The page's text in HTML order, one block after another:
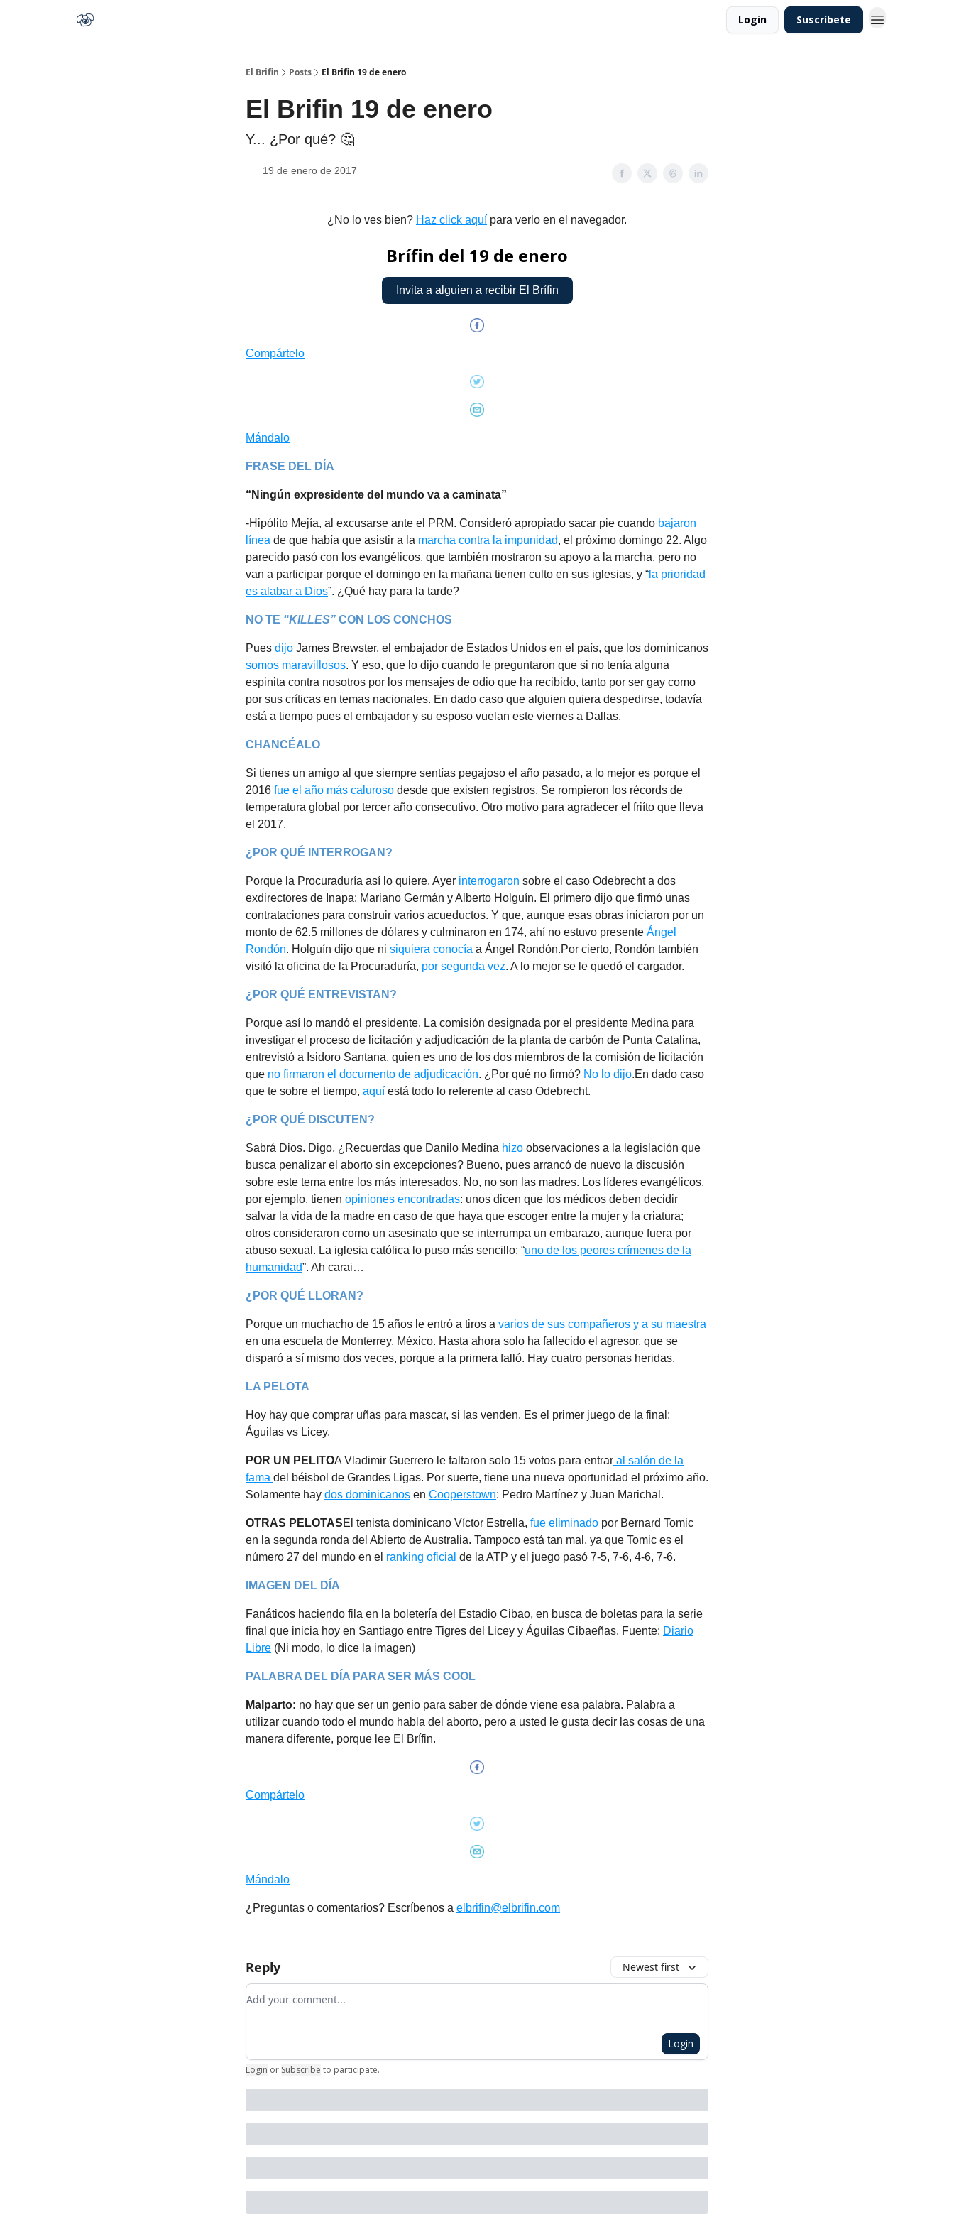
Login Suscríbete
El Brifin Posts El Brifin 19 de enero
El Brifin 19 de enero
Y... ¿Por qué? 🤔
19 de enero de 2017
¿No lo ves bien? Haz click aquí para verlo en el navegador.
Brífin del 19 de enero
Invita a alguien a recibir El Brífin
Compártelo
Mándalo
FRASE DEL DÍA
“Ningún expresidente del mundo va a caminata”
-Hipólito Mejía, al excusarse ante el PRM. Consideró apropiado sacar pie cuando bajaron
línea de que había que asistir a la marcha contra la impunidad, el próximo domingo 22. Algo
parecido pasó con los evangélicos, que también mostraron su apoyo a la marcha, pero no
van a participar porque el domingo en la mañana tienen culto en sus iglesias, y “ la prioridad
es alabar a Dios”. ¿Qué hay para la tarde?
NO TE “KILLES” CON LOS CONCHOS
Pues dijo James Brewster, el embajador de Estados Unidos en el país, que los dominicanos
somos maravillosos. Y eso, que lo dijo cuando le preguntaron que si no tenía alguna
espinita contra nosotros por los mensajes de odio que ha recibido, tanto por ser gay como
por sus críticas en temas nacionales. En dado caso que alguien quiera despedirse, todavía
está a tiempo pues el embajador y su esposo vuelan este viernes a Dallas.
CHANCÉALO
Si tienes un amigo al que siempre sentías pegajoso el año pasado, a lo mejor es porque el
2016 fue el año más caluroso desde que existen registros. Se rompieron los récords de
temperatura global por tercer año consecutivo. Otro motivo para agradecer el friíto que lleva
el 2017.
¿POR QUÉ INTERROGAN?
Porque la Procuraduría así lo quiere. Ayer interrogaron sobre el caso Odebrecht a dos
exdirectores de Inapa: Mariano Germán y Alberto Holguín. El primero dijo que firmó unas
contrataciones para construir varios acueductos. Y que, aunque esas obras iniciaron por un
monto de 62.5 millones de dólares y culminaron en 174, ahí no estuvo presente Ángel
Rondón. Holguín dijo que ni siquiera conocía a Ángel Rondón.Por cierto, Rondón también
visitó la oficina de la Procuraduría, por segunda vez. A lo mejor se le quedó el cargador.
¿POR QUÉ ENTREVISTAN?
Porque así lo mandó el presidente. La comisión designada por el presidente Medina para
investigar el proceso de licitación y adjudicación de la planta de carbón de Punta Catalina,
entrevistó a Isidoro Santana, quien es uno de los dos miembros de la comisión de licitación
que no firmaron el documento de adjudicación. ¿Por qué no firmó? No lo dijo.En dado caso
que te sobre el tiempo, aquí está todo lo referente al caso Odebrecht.
¿POR QUÉ DISCUTEN?
Sabrá Dios. Digo, ¿Recuerdas que Danilo Medina hizo observaciones a la legislación que
busca penalizar el aborto sin excepciones? Bueno, pues arrancó de nuevo la discusión
sobre este tema entre los más interesados. No, no son las madres. Los líderes evangélicos,
por ejemplo, tienen opiniones encontradas: unos dicen que los médicos deben decidir
salvar la vida de la madre en caso de que haya que escoger entre la mujer y la criatura;
otros consideraron como un asesinato que se interrumpa un embarazo, aunque fuera por
abuso sexual. La iglesia católica lo puso más sencillo: “uno de los peores crímenes de la
humanidad”. Ah carai…
¿POR QUÉ LLORAN?
Porque un muchacho de 15 años le entró a tiros a varios de sus compañeros y a su maestra
en una escuela de Monterrey, México. Hasta ahora solo ha fallecido el agresor, que se
disparó a sí mismo dos veces, porque a la primera falló. Hay cuatro personas heridas.
LA PELOTA
Hoy hay que comprar uñas para mascar, si las venden. Es el primer juego de la final:
Águilas vs Licey.
POR UN PELITOA Vladimir Guerrero le faltaron solo 15 votos para entrar al salón de la
fama del béisbol de Grandes Ligas. Por suerte, tiene una nueva oportunidad el próximo año.
Solamente hay dos dominicanos en Cooperstown: Pedro Martínez y Juan Marichal.
OTRAS PELOTASEl tenista dominicano Víctor Estrella, fue eliminado por Bernard Tomic
en la segunda ronda del Abierto de Australia. Tampoco está tan mal, ya que Tomic es el
número 27 del mundo en el ranking oficial de la ATP y el juego pasó 7-5, 7-6, 4-6, 7-6.
IMAGEN DEL DÍA
Fanáticos haciendo fila en la boletería del Estadio Cibao, en busca de boletas para la serie
final que inicia hoy en Santiago entre Tigres del Licey y Águilas Cibaeñas. Fuente: Diario
Libre (Ni modo, lo dice la imagen)
PALABRA DEL DÍA PARA SER MÁS COOL
Malparto: no hay que ser un genio para saber de dónde viene esa palabra. Palabra a
utilizar cuando todo el mundo habla del aborto, pero a usted le gusta decir las cosas de una
manera diferente, porque lee El Brífin.
Compártelo
Mándalo
¿Preguntas o comentarios? Escríbenos a elbrifin@elbrifin.com
Reply Newest first
Add your comment
Login
Login or Subscribe to participate.